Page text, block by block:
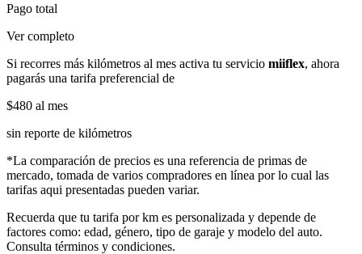
Pago total
Ver completo
Si recorres más kilómetros al mes activa tu servicio miiflex, ahora
pagarás una tarifa preferencial de
$480 al mes
sin reporte de kilómetros
*La comparación de precios es una referencia de primas de
mercado, tomada de varios compradores en línea por lo cual las
tarifas aqui presentadas pueden variar.
Recuerda que tu tarifa por km es personalizada y depende de
factores como: edad, género, tipo de garaje y modelo del auto.
Consulta términos y condiciones.